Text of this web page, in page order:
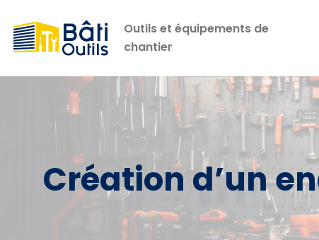
Outils et équipements de
chantier
Création d’un